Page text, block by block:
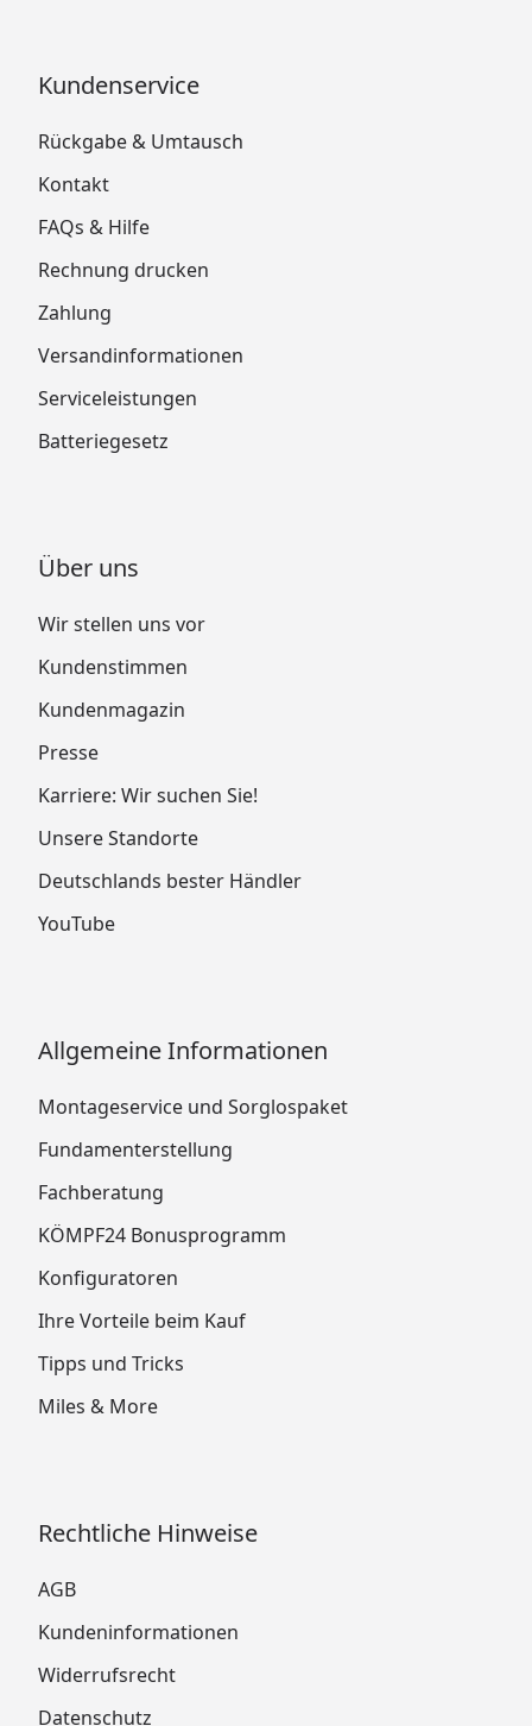
Kundenservice
Rückgabe & Umtausch
Kontakt
FAQs & Hilfe
Rechnung drucken
Zahlung
Versandinformationen
Serviceleistungen
Batteriegesetz
Über uns
Wir stellen uns vor
Kundenstimmen
Kundenmagazin
Presse
Karriere: Wir suchen Sie!
Unsere Standorte
Deutschlands bester Händler
YouTube
Allgemeine Informationen
Montageservice und Sorglospaket
Fundamenterstellung
Fachberatung
KÖMPF24 Bonusprogramm
Konfiguratoren
Ihre Vorteile beim Kauf
Tipps und Tricks
Miles & More
Rechtliche Hinweise
AGB
Kundeninformationen
Widerrufsrecht
Datenschutz